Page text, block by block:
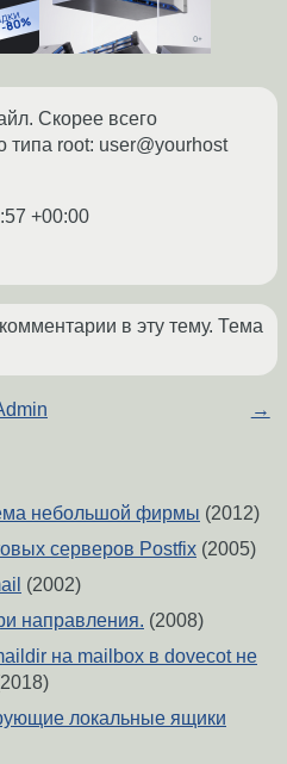
Скорее всего
типа root: user@yourhost
+00:00
в эту тему. Тема
→
небольшой фирмы (2012)
серверов Postfix (2005)
(2002)
направления. (2008)
на mailbox в dovecot не
локальные ящики